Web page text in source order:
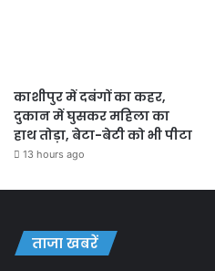
काशीपुर में दबंगों का कहर,
दुकान में घुसकर महिला का
हाथ तोड़ा, बेटा-बेटी को भी पीटा
13 hours ago
ताजा खबरें